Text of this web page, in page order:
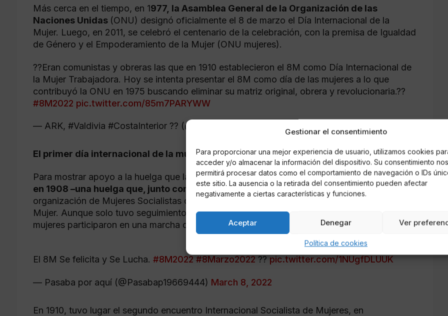
Gestionar el consentimiento
Para proporcionar una mejor experiencia de usuario, utilizamos cookies
acceder y/o almacenar la información del dispositivo. Su consentimiento nos
permitirá procesar datos como el comportamiento de navegación o IDs
este sitio. La ausencia o la retirada del consentimiento pueden afectar
negativamente a ciertas características y funciones.
Aceptar Denegar Ver
Política de cookies
Más cerca en el tiempo, en 1977, la Asamblea General de la Organización de las
Naciones Unidas (ONU) designó oficialmente el 8 de marzo el Día Internacional de la
Mujer. Luego, en 2011, se celebró el centenario de la celebración, con la premisa de Igualdad
de Género y el Empoderamiento de la Mujer (ONU mujeres).
??Eran comunistas y obreras las que en 1910 establecieron el 8M como Día Internacional de
la Mujer Trabajadora. Hoy se intenta presentar el 8M como día de las mujeres a lo que
contribuyó la ONU en 1975 buscando eliminar su matriz original, obrera y revolucionaria.??
#8M2022 pic.twitter.com/85m7PARYWW
— ARK, #Valdivia #CostaInterior ?? (@phvark2)
El primer día internacional de la mujer
Para mostrar apoyo a la huelga que las trabajadoras textiles llevaron a cabo en Nueva York
en 1908 –una huelga que, junto con la de 1857, pasaría a la historia–, en 1909 una
organización de Mujeres Socialistas celebró en EE.UU el primer Día Internacional de la
Mujer. Aunque solo tuvo seguimiento en Nueva York y Chicago, se calcula que unas 15
mujeres participaron en una marcha que recorrió la ciudad de Nueva York.
El 8M Se felicita y Se Lucha. #8M2022 #8Marzo2022 ?? pic.twitter.com/1NUgfDLUUK
— Pasaba por aquí (@Pasabap19669444) March 8, 2022
En 1910, tuvo lugar el segundo encuentro Internacional Socialista de Mujeres, en